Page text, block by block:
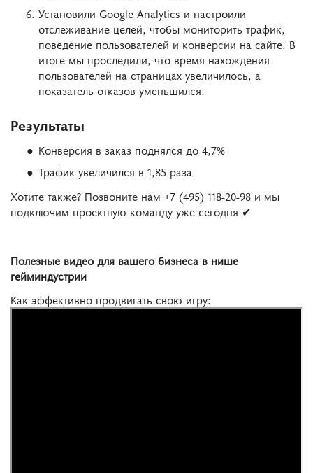
Установили Google Analytics и настроили
отслеживание целей, чтобы мониторить трафик,
поведение пользователей и конверсии на сайте. В
итоге мы проследили, что время нахождения
пользователей на страницах увеличилось, а
показатель отказов уменьшился.
Результаты
Конверсия в заказ поднялся до 4,7%
Трафик увеличился в 1,85 раза
Хотите также? Позвоните нам +7 (495) 118-20-98 и мы
подключим проектную команду уже сегодня ✔
Полезные видео для вашего бизнеса в нише
гейминдустрии
Как эффективно продвигать свою игру: